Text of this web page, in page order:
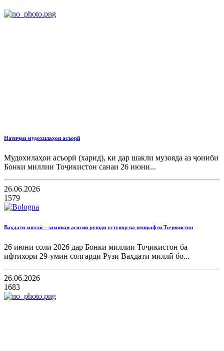
Натиҷаи мудохилаҳои асъорӣ
Мудохилаҳои асъорӣ (харид), ки дар шакли музояда аз ҷониби
Бонки миллии Тоҷикистон санаи 26 июни...
26.06.2026
1579
Ваҳдати миллӣ – заминаи асосии рушди устувор ва пешрафти Тоҷикистон
26 июни соли 2026 дар Бонки миллии Тоҷикистон ба
ифтихори 29-умин солгарди Рӯзи Ваҳдати миллӣ бо...
26.06.2026
1683